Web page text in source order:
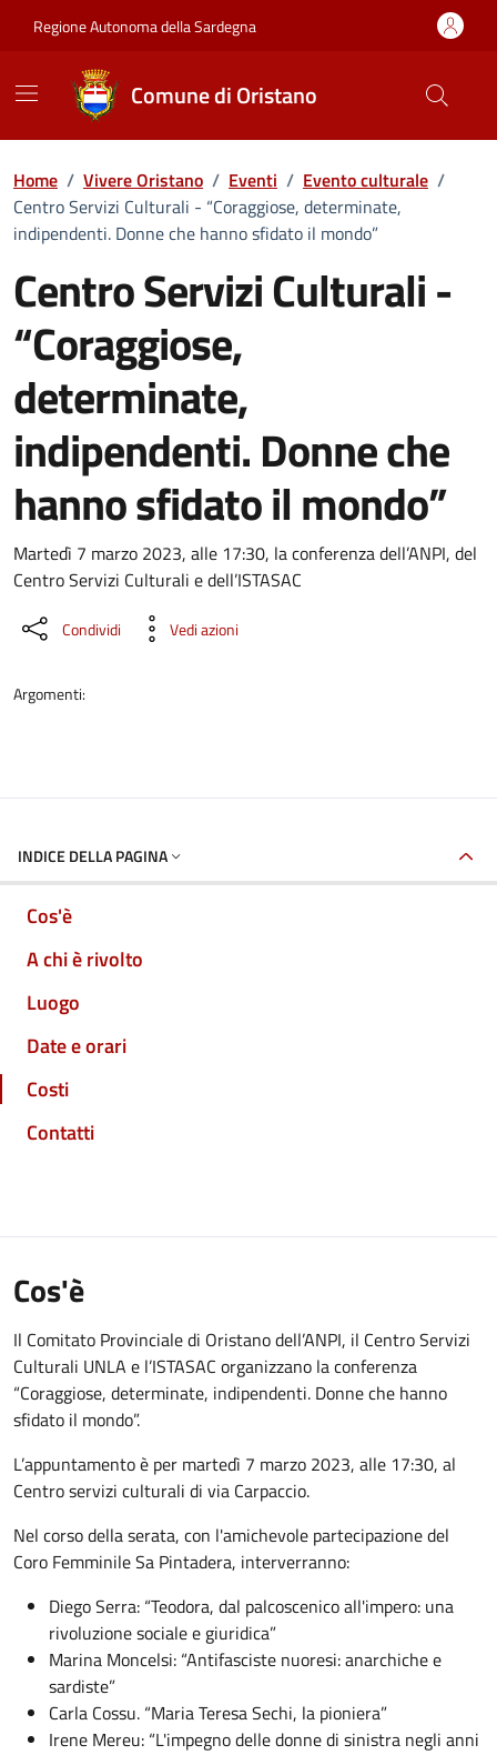
Regione Autonoma della Sardegna
Comune di Oristano
Home / Vivere Oristano / Eventi / Evento culturale /
Centro Servizi Culturali - “Coraggiose, determinate,
indipendenti. Donne che hanno sfidato il mondo”
Centro Servizi Culturali -
“Coraggiose,
determinate,
indipendenti. Donne che
hanno sfidato il mondo”
Dettaglio dell'evento
Martedì 7 marzo 2023, alle 17:30, la conferenza dell’ANPI, del
Centro Servizi Culturali e dell’ISTASAC
Condividi Vedi azioni
Argomenti:
INDICE DELLA PAGINA
Cos'è
A chi è rivolto
Luogo
Date e orari
Costi
Contatti
Cos'è
Il Comitato Provinciale di Oristano dell’ANPI, il Centro Servizi
Culturali UNLA e l’ISTASAC organizzano la conferenza
“Coraggiose, determinate, indipendenti. Donne che hanno
sfidato il mondo”.
L’appuntamento è per martedì 7 marzo 2023, alle 17:30, al
Centro servizi culturali di via Carpaccio.
Nel corso della serata, con l'amichevole partecipazione del
Coro Femminile Sa Pintadera, interverranno:
Diego Serra: “Teodora, dal palcoscenico all'impero: una
rivoluzione sociale e giuridica”
Marina Moncelsi: “Antifasciste nuoresi: anarchiche e
sardiste”
Carla Cossu. “Maria Teresa Sechi, la pioniera”
Irene Mereu: “L'impegno delle donne di sinistra negli anni